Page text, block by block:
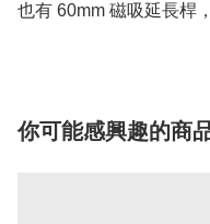
也有 60mm 磁吸延長桿
你可能感興趣的商